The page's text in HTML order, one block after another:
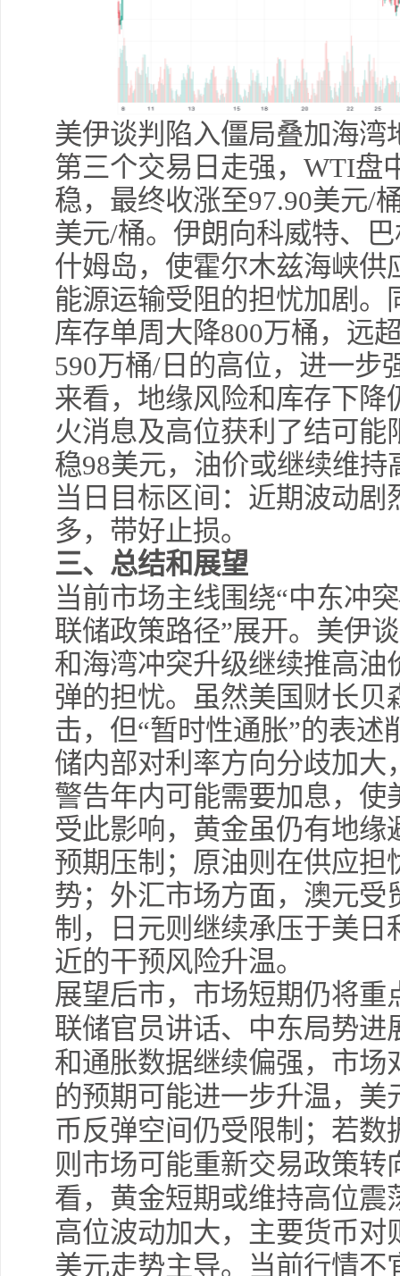
美伊谈判陷入僵局叠加海
第三个交易日走强，WTI盘
稳，最终收涨至97.90美元/
美元/桶。伊朗向科威特、
什姆岛，使霍尔木兹海峡
能源运输受阻的担忧加剧
库存单周大降800万桶，远
590万桶/日的高位，进一步
来看，地缘风险和库存下
火消息及高位获利了结可
稳98美元，油价或继续维持
当日目标区间：近期波动
多，带好止损。
三、 总结和展望
当前市场主线围绕“中东
联储政策路径”展开。美伊
和海湾冲突升级继续推高
弹的担忧。虽然美国财长
击，但“暂时性通胀”的表
储内部对利率方向分歧加
警告年内可能需要加息，
受此影响，黄金虽仍有地
预期压制；原油则在供应
势；外汇市场方面，澳元
制，日元则继续承压于美日
近的干预风险升温。
展望后市，市场短期仍将
联储官员讲话、中东局势
和通胀数据继续偏强，市
的预期可能进一步升温，
币反弹空间仍受限制；若
则市场可能重新交易政策
看，黄金短期或维持高位
高位波动加大，主要货币
美元走势主导。当前行情